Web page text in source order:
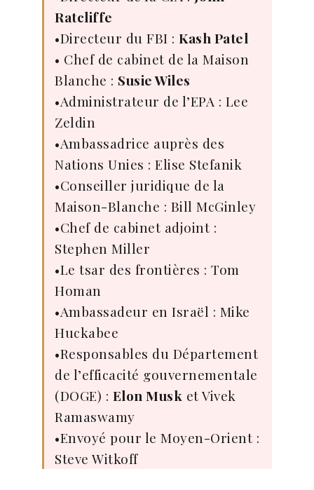
Ratcliffe
•Directeur du FBI : Kash Patel
• Chef de cabinet de la Maison
Blanche : Susie Wiles
•Administrateur de l’EPA : Lee
Zeldin
•Ambassadrice auprès des
Nations Unies : Elise Stefanik
•Conseiller juridique de la
Maison-Blanche : Bill McGinley
•Chef de cabinet adjoint :
Stephen Miller
•Le tsar des frontières : Tom
Homan
•Ambassadeur en Israël : Mike
Huckabee
•Responsables du Département
de l’efficacité gouvernementale
(DOGE) : Elon Musk et Vivek
Ramaswamy
•Envoyé pour le Moyen-Orient :
Steve Witkoff